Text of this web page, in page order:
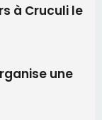
et
du